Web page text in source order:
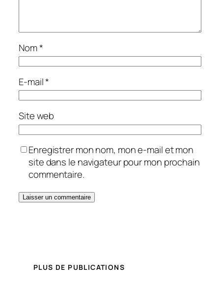
Nom*
E-mail*
Site web
Enregistrer mon nom, mon e-mail et mon
site dans le navigateur pour mon prochain
commentaire.
PLUS DE PUBLICATIONS